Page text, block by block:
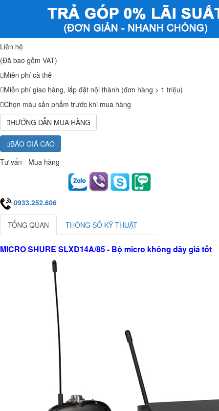
Liên hệ
(Đã bao gồm VAT)
Miễn phí cà thẻ
Miễn phí giao hàng, lắp đặt nội thành (đơn hàng > 1 triệu)
Chọn màu sản phẩm trước khi mua hàng
HƯỚNG DẪN MUA HÀNG
BÁO GIÁ CAO
Tư vấn - Mua hàng
0933.252.606
TỔNG QUAN THÔNG SỐ KỸ THUẬT
MICRO SHURE SLXD14A/85 - Bộ micro không dây giá tốt